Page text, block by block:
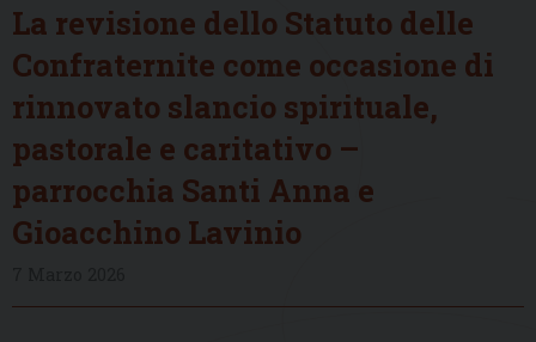
La revisione dello Statuto delle
Confraternite come occasione di
rinnovato slancio spirituale,
pastorale e caritativo –
parrocchia Santi Anna e
Gioacchino Lavinio